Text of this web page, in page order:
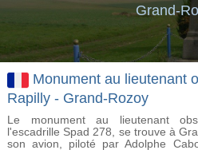
Grand-
Monument au lieutenant
Rapilly - Grand-Rozoy
Le monument au lieutenant
l'escadrille Spad 278, se trouve à
son avion, piloté par Adolphe